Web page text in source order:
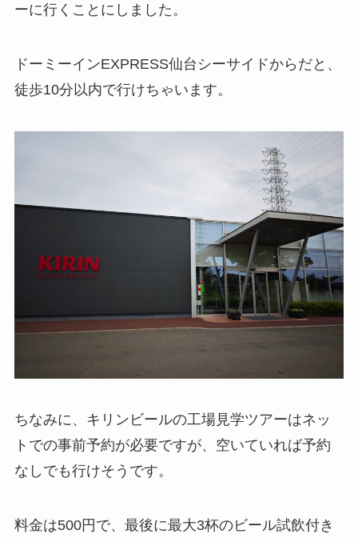
ーに行くことにしました。
ドーミーインEXPRESS仙台シーサイドからだと、
徒歩10分以内で行けちゃいます。
ちなみに、キリンビールの工場見学ツアーはネッ
トでの事前予約が必要ですが、空いていれば予約
なしでも行けそうです。
料金は500円で、最後に最大3杯のビール試飲付き